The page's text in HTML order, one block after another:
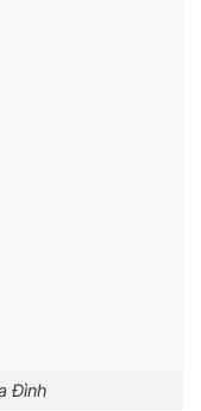
Đình